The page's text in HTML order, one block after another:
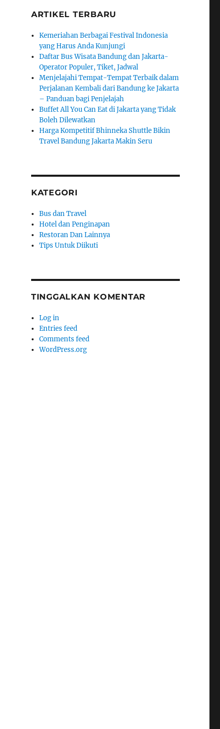
ARTIKEL TERBARU
Kemeriahan Berbagai Festival Indonesia
yang Harus Anda Kunjungi
Daftar Bus Wisata Bandung dan Jakarta-
Operator Populer, Tiket, Jadwal
Menjelajahi Tempat-Tempat Terbaik dalam
Perjalanan Kembali dari Bandung ke Jakarta
– Panduan bagi Penjelajah
Buffet All You Can Eat di Jakarta yang Tidak
Boleh Dilewatkan
Harga Kompetitif Bhinneka Shuttle Bikin
Travel Bandung Jakarta Makin Seru
KATEGORI
Bus dan Travel
Hotel dan Penginapan
Restoran Dan Lainnya
Tips Untuk Diikuti
TINGGALKAN KOMENTAR
Log in
Entries feed
Comments feed
WordPress.org